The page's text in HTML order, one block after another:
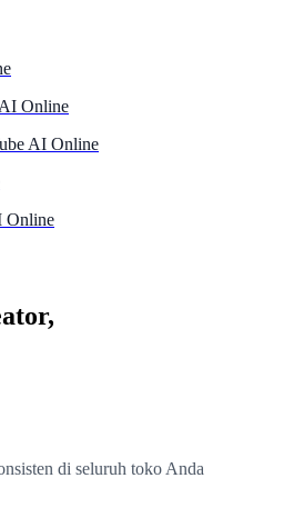
Online
AI Online
Online
di seluruh toko Anda